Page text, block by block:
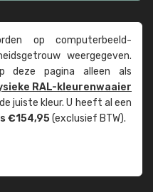
op computer­beeld­
weer­gegeven.
deze pagina alleen als
RAL-kleuren­waaier
juiste kleur. U heeft al een
€154,95(exclusief BTW).